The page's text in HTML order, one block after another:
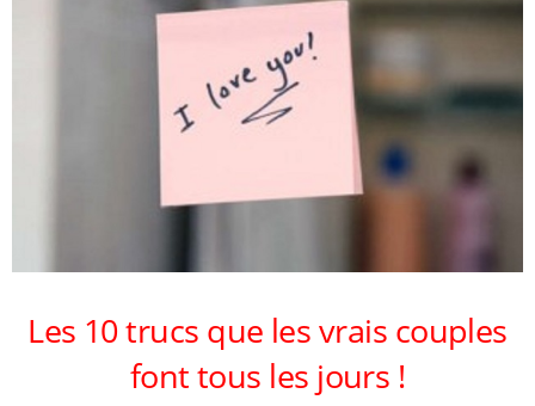
Les 10 trucs que les vrais couples
font tous les jours !